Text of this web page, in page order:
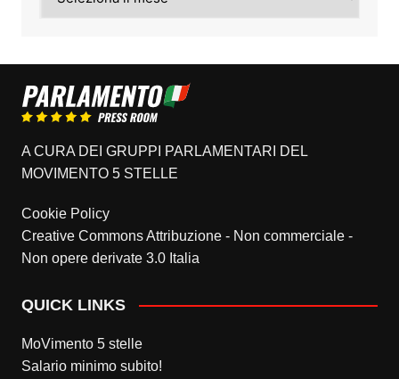
A CURA DEI GRUPPI PARLAMENTARI DEL
MOVIMENTO 5 STELLE
Cookie Policy
Creative Commons Attribuzione - Non commerciale -
Non opere derivate 3.0 Italia
QUICK LINKS
MoVimento 5 stelle
Salario minimo subito!